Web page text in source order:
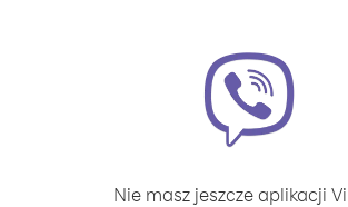
Nie masz jeszcze aplikacji